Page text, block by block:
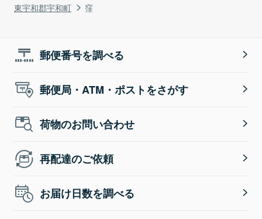
東宇和郡宇和町
窪
郵便番号を調べる
郵便局・ATM・ポストをさがす
荷物のお問い合わせ
再配達のご依頼
お届け日数を調べる